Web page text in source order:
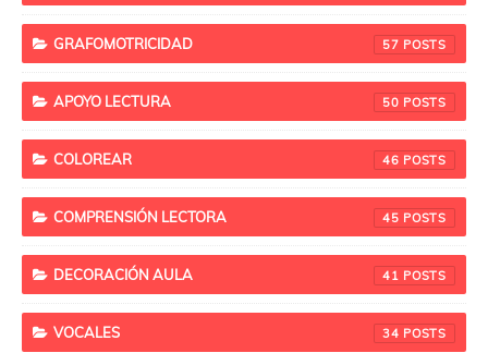
GRAFOMOTRICIDAD 57
APOYO LECTURA 50
COLOREAR 46
COMPRENSIÓN LECTORA 45
DECORACIÓN AULA 41
VOCALES 34